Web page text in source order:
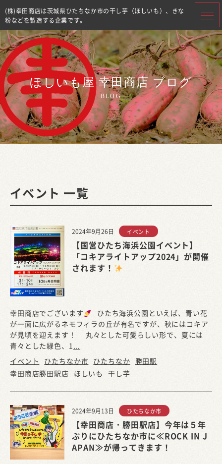
(株)幸田商店は茨城県ひたちなか市の干し芋（ほしいも）、きな
粉などを製造する企業です。
ほしいも屋 幸田商店 ブログ
BLOG
イベント 一覧
2024年9月26日 イベント
【国営ひたち海浜公園イベント】
「コキアライトアップ2024」が開催
されます！
幸田商店でございます
ひたち海浜公園といえば、青い花
が一面に広がるネモフィラの丘が有名ですが、秋にはコキア
が見頃を迎えます！ 丸々とした可愛らしい形で、夏には
青々とした緑色、1...
イベント
ひたちなか市 ひたちなか 勝田駅
幸田商店勝田駅店 ほしいも 干し芋
2024年9月13日 ひたちなか市
【幸田商店・勝田駅店】今年は５年
ぶりにひたちなか市に≪ROCK IN J
APAN≫が帰ってきます！